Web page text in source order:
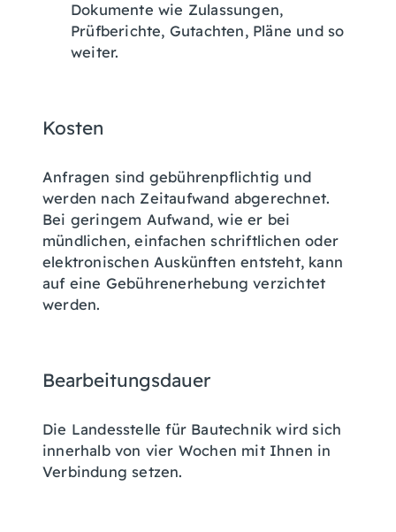
Dokumente wie Zulassungen,
Prüfberichte, Gutachten, Pläne und so
weiter.
Kosten
Anfragen sind gebührenpflichtig und
werden nach Zeitaufwand abgerechnet.
Bei geringem Aufwand, wie er bei
mündlichen, einfachen schriftlichen oder
elektronischen Auskünften entsteht, kann
auf eine Gebührenerhebung verzichtet
werden.
Bearbeitungsdauer
Die Landesstelle für Bautechnik wird sich
innerhalb von vier Wochen mit Ihnen in
Verbindung setzen.